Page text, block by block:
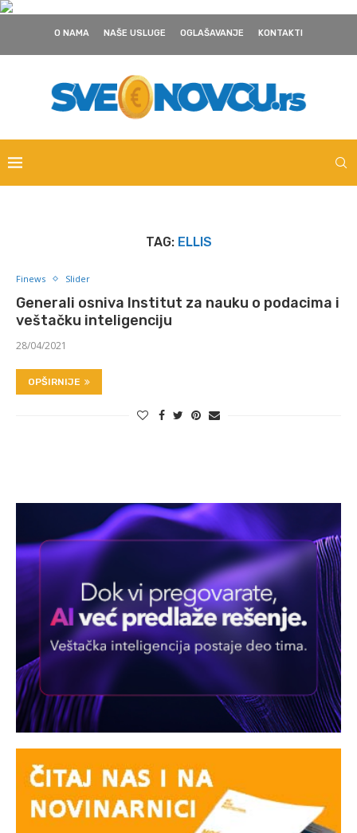
O NAMA NAŠE USLUGE OGLAŠAVANJE KONTAKTI
TAG: ELLIS
Finews Slider
Generali osniva Institut za nauku o podacima i
veštačku inteligenciju
28/04/2021
OPŠIRNIJE